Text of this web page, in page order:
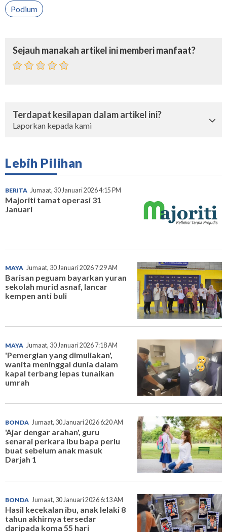
Podium
Sejauh manakah artikel ini memberi manfaat?
Terdapat kesilapan dalam artikel ini?
Laporkan kepada kami
Lebih Pilihan
BERITA Jumaat, 30 Januari 2026 4:15 PM
Majoriti tamat operasi 31
Januari
MAYA Jumaat, 30 Januari 2026 7:29 AM
Barisan peguam bayarkan yuran
sekolah murid asnaf, lancar
kempen anti buli
MAYA Jumaat, 30 Januari 2026 7:18 AM
'Pemergian yang dimuliakan',
wanita meninggal dunia dalam
kapal terbang lepas tunaikan
umrah
BONDA Jumaat, 30 Januari 2026 6:20 AM
'Ajar dengar arahan', guru
senarai perkara ibu bapa perlu
buat sebelum anak masuk
Darjah 1
BONDA Jumaat, 30 Januari 2026 6:13 AM
Hasil kecekalan ibu, anak lelaki 8
tahun akhirnya tersedar
daripada koma 55 hari